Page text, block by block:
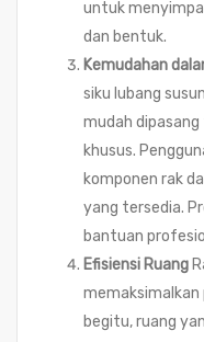
untuk
dan bentuk.
Kemudahan
siku lubang
mudah
khusus.
komponen rak
yang tersedia.
bantuan
Efisiensi Ruang
memaksimalkan
begitu, ruang